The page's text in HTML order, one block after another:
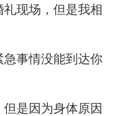
现场，但是我相
事情没能到达你
是因为身体原因